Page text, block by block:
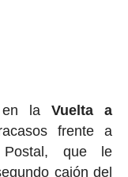
en laVuelta a
frente a
que le
cajón del